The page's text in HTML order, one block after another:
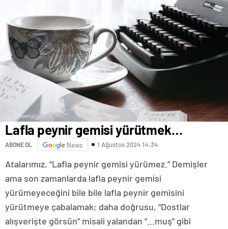
Lafla peynir gemisi yürütmek…
ABONE OL News 1 Ağustos 2024 14:34
Atalarımız, “Lafla peynir gemisi yürümez.” Demişler
ama son zamanlarda lafla peynir gemisi
yürümeyeceğini bile bile lafla peynir gemisini
yürütmeye çabalamak; daha doğrusu, “Dostlar
alışverişte görsün” misali yalandan “…muş” gibi